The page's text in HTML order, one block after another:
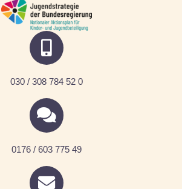
030 / 308 784 52 0
0176 / 603 775 49